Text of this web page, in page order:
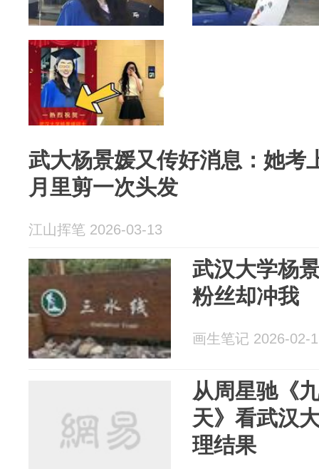
武大杨景媛又传好消息：她考
月里剪一次头发
江山挥笔 2026-03-13
武汉大学杨
粉丝却冲我
画生笔记 2026-02-
从周星驰《
天》看武汉
理结果